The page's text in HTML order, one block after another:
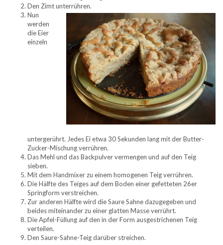
Den Zimt unterrühren.
Nun
werden
die Eier
einzeln
untergerührt. Jedes Ei etwa 30 Sekunden lang mit der Butter-
Zucker-Mischung verrühren.
Das Mehl und das Backpulver vermengen und auf den Teig
sieben.
Mit dem Handmixer zu einem homogenen Teig verrühren.
Die Hälfte des Teiges auf dem Boden einer gefetteten 26er
Springform verstreichen.
Zur anderen Hälfte wird die Saure Sahne dazugegeben und
beides miteinander zu einer glatten Masse verrührt.
Die Apfel-Füllung auf den in der Form ausgestrichenen Teig
verteilen.
Den Saure-Sahne-Teig darüber streichen.